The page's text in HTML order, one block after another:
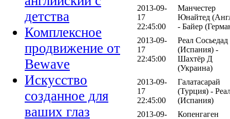
детства
Комплексное
продвижение от
Bewave
Искусство
созданное для
ваших глаз
2013-09-
17
22:45:00
Манчестер
Юнайтед
- Байер
2013-09-
17
22:45:00
Реал Сосьедад
(Испания) -
Шахтёр Д
(Украина)
2013-09-
17
22:45:00
Галатасарай
(Турция) -
(Испания)
2013-09-
Копенгаген